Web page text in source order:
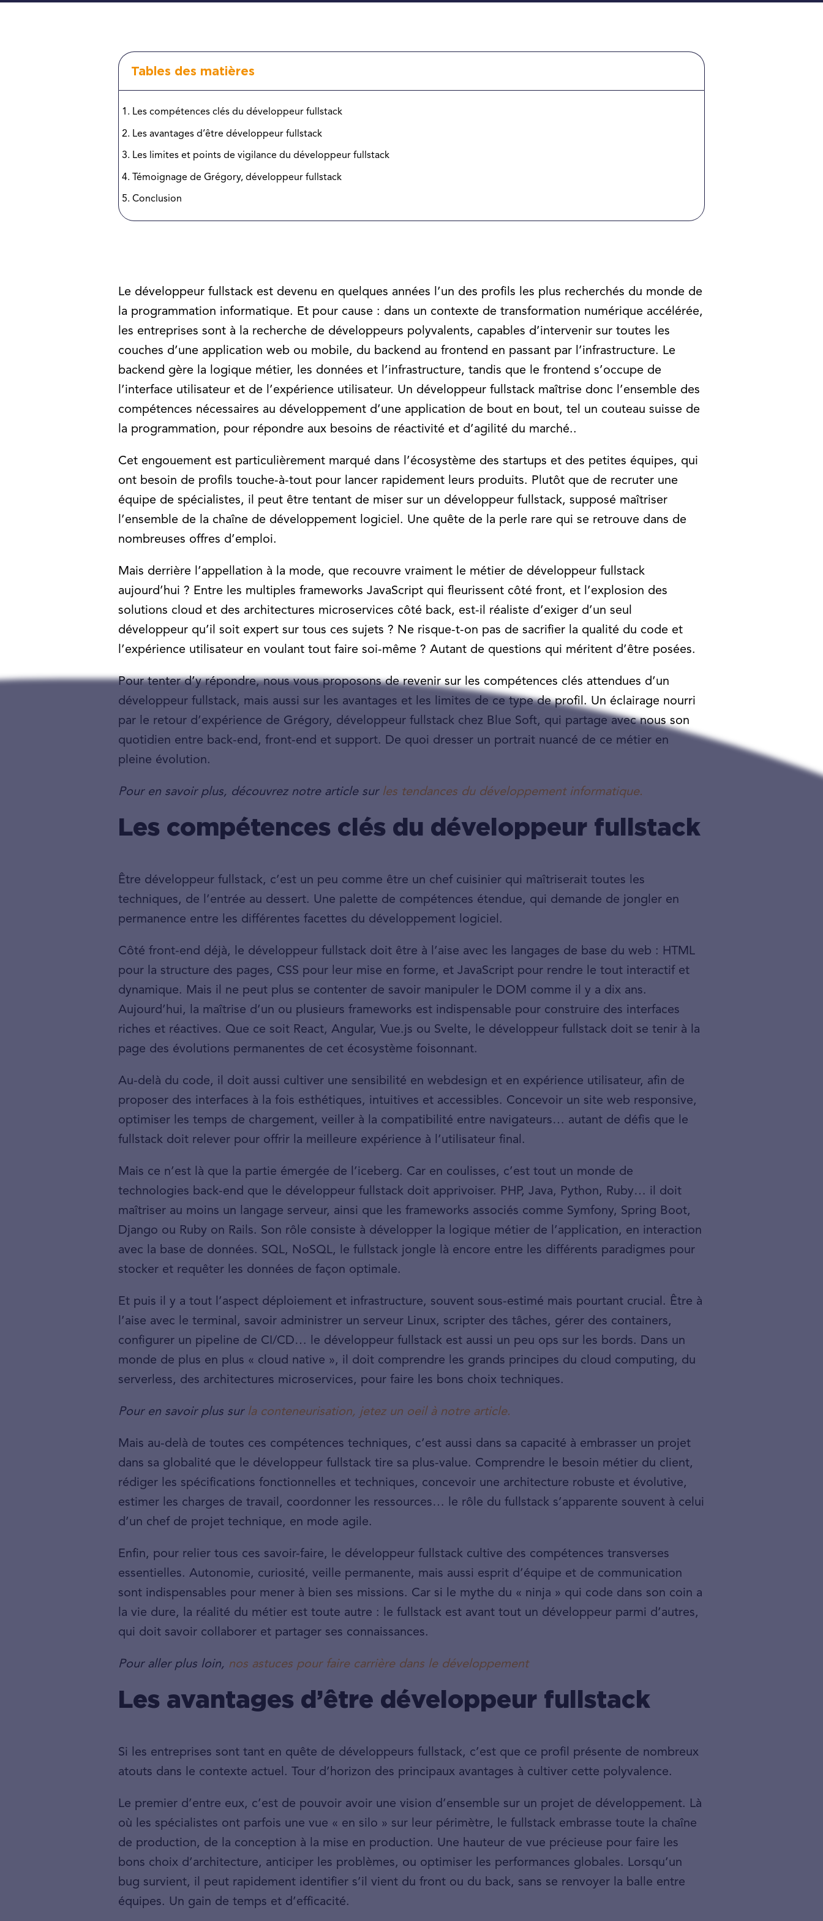
Tables des matières
Les compétences clés du développeur fullstack
Les avantages d’être développeur fullstack
Les limites et points de vigilance du développeur fullstack
Témoignage de Grégory, développeur fullstack
Conclusion
Le développeur fullstack est devenu en quelques années l’un des profils les plus recherchés du monde de
la programmation informatique. Et pour cause : dans un contexte de transformation numérique accélérée,
les entreprises sont à la recherche de développeurs polyvalents, capables d’intervenir sur toutes les
couches d’une application web ou mobile, du backend au frontend en passant par l’infrastructure. Le
backend gère la logique métier, les données et l’infrastructure, tandis que le frontend s’occupe de
l’interface utilisateur et de l’expérience utilisateur. Un développeur fullstack maîtrise donc l’ensemble des
compétences nécessaires au développement d’une application de bout en bout, tel un couteau suisse de
la programmation, pour répondre aux besoins de réactivité et d’agilité du marché..
Cet engouement est particulièrement marqué dans l’écosystème des startups et des petites équipes, qui
ont besoin de profils touche-à-tout pour lancer rapidement leurs produits. Plutôt que de recruter une
équipe de spécialistes, il peut être tentant de miser sur un développeur fullstack, supposé maîtriser
l’ensemble de la chaîne de développement logiciel. Une quête de la perle rare qui se retrouve dans de
nombreuses offres d’emploi.
Mais derrière l’appellation à la mode, que recouvre vraiment le métier de développeur fullstack
aujourd’hui ? Entre les multiples frameworks JavaScript qui fleurissent côté front, et l’explosion des
solutions cloud et des architectures microservices côté back, est-il réaliste d’exiger d’un seul
développeur qu’il soit expert sur tous ces sujets ? Ne risque-t-on pas de sacrifier la qualité du code et
l’expérience utilisateur en voulant tout faire soi-même ? Autant de questions qui méritent d’être posées.
Pour tenter d’y répondre, nous vous proposons de revenir sur les compétences clés attendues d’un
développeur fullstack, mais aussi sur les avantages et les limites de ce type de profil. Un éclairage nourri
par le retour d’expérience de Grégory, développeur fullstack chez Blue Soft, qui partage avec nous son
quotidien entre back-end, front-end et support. De quoi dresser un portrait nuancé de ce métier en
pleine évolution.
Pour en savoir plus, découvrez notre article sur les tendances du développement informatique.
Les compétences clés du développeur fullstack
Être développeur fullstack, c’est un peu comme être un chef cuisinier qui maîtriserait toutes les
techniques, de l’entrée au dessert. Une palette de compétences étendue, qui demande de jongler en
permanence entre les différentes facettes du développement logiciel.
Côté front-end déjà, le développeur fullstack doit être à l’aise avec les langages de base du web : HTML
pour la structure des pages, CSS pour leur mise en forme, et JavaScript pour rendre le tout interactif et
dynamique. Mais il ne peut plus se contenter de savoir manipuler le DOM comme il y a dix ans.
Aujourd’hui, la maîtrise d’un ou plusieurs frameworks est indispensable pour construire des interfaces
riches et réactives. Que ce soit React, Angular, Vue.js ou Svelte, le développeur fullstack doit se tenir à la
page des évolutions permanentes de cet écosystème foisonnant.
Au-delà du code, il doit aussi cultiver une sensibilité en webdesign et en expérience utilisateur, afin de
proposer des interfaces à la fois esthétiques, intuitives et accessibles. Concevoir un site web responsive,
optimiser les temps de chargement, veiller à la compatibilité entre navigateurs… autant de défis que le
fullstack doit relever pour offrir la meilleure expérience à l’utilisateur final.
Mais ce n’est là que la partie émergée de l’iceberg. Car en coulisses, c’est tout un monde de
technologies back-end que le développeur fullstack doit apprivoiser. PHP, Java, Python, Ruby… il doit
maîtriser au moins un langage serveur, ainsi que les frameworks associés comme Symfony, Spring Boot,
Django ou Ruby on Rails. Son rôle consiste à développer la logique métier de l’application, en interaction
avec la base de données. SQL, NoSQL, le fullstack jongle là encore entre les différents paradigmes pour
stocker et requêter les données de façon optimale.
Et puis il y a tout l’aspect déploiement et infrastructure, souvent sous-estimé mais pourtant crucial. Être à
l’aise avec le terminal, savoir administrer un serveur Linux, scripter des tâches, gérer des containers,
configurer un pipeline de CI/CD… le développeur fullstack est aussi un peu ops sur les bords. Dans un
monde de plus en plus « cloud native », il doit comprendre les grands principes du cloud computing, du
serverless, des architectures microservices, pour faire les bons choix techniques.
Pour en savoir plus sur la conteneurisation, jetez un oeil à notre article.
Mais au-delà de toutes ces compétences techniques, c’est aussi dans sa capacité à embrasser un projet
dans sa globalité que le développeur fullstack tire sa plus-value. Comprendre le besoin métier du client,
rédiger les spécifications fonctionnelles et techniques, concevoir une architecture robuste et évolutive,
estimer les charges de travail, coordonner les ressources… le rôle du fullstack s’apparente souvent à celui
d’un chef de projet technique, en mode agile.
Enfin, pour relier tous ces savoir-faire, le développeur fullstack cultive des compétences transverses
essentielles. Autonomie, curiosité, veille permanente, mais aussi esprit d’équipe et de communication
sont indispensables pour mener à bien ses missions. Car si le mythe du « ninja » qui code dans son coin a
la vie dure, la réalité du métier est toute autre : le fullstack est avant tout un développeur parmi d’autres,
qui doit savoir collaborer et partager ses connaissances.
Pour aller plus loin, nos astuces pour faire carrière dans le développement
Les avantages d’être développeur fullstack
Si les entreprises sont tant en quête de développeurs fullstack, c’est que ce profil présente de nombreux
atouts dans le contexte actuel. Tour d’horizon des principaux avantages à cultiver cette polyvalence.
Le premier d’entre eux, c’est de pouvoir avoir une vision d’ensemble sur un projet de développement. Là
où les spécialistes ont parfois une vue « en silo » sur leur périmètre, le fullstack embrasse toute la chaîne
de production, de la conception à la mise en production. Une hauteur de vue précieuse pour faire les
bons choix d’architecture, anticiper les problèmes, ou optimiser les performances globales. Lorsqu’un
bug survient, il peut rapidement identifier s’il vient du front ou du back, sans se renvoyer la balle entre
équipes. Un gain de temps et d’efficacité.